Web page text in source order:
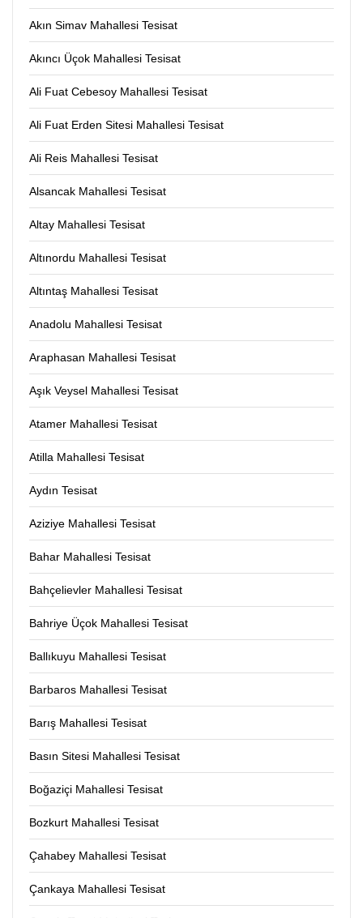
Akın Simav Mahallesi Tesisat
Akıncı Üçok Mahallesi Tesisat
Ali Fuat Cebesoy Mahallesi Tesisat
Ali Fuat Erden Sitesi Mahallesi Tesisat
Ali Reis Mahallesi Tesisat
Alsancak Mahallesi Tesisat
Altay Mahallesi Tesisat
Altınordu Mahallesi Tesisat
Altıntaş Mahallesi Tesisat
Anadolu Mahallesi Tesisat
Araphasan Mahallesi Tesisat
Aşık Veysel Mahallesi Tesisat
Atamer Mahallesi Tesisat
Atilla Mahallesi Tesisat
Aydın Tesisat
Aziziye Mahallesi Tesisat
Bahar Mahallesi Tesisat
Bahçelievler Mahallesi Tesisat
Bahriye Üçok Mahallesi Tesisat
Ballıkuyu Mahallesi Tesisat
Barbaros Mahallesi Tesisat
Barış Mahallesi Tesisat
Basın Sitesi Mahallesi Tesisat
Boğaziçi Mahallesi Tesisat
Bozkurt Mahallesi Tesisat
Çahabey Mahallesi Tesisat
Çankaya Mahallesi Tesisat